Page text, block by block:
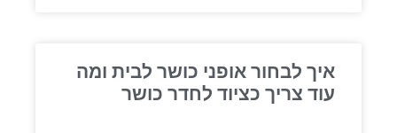
איך לבחור אופני כושר לבית ומה
עוד צריך כציוד לחדר כושר